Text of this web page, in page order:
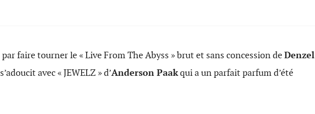
faire tourner le « Live From The Abyss » brut et sans concession deDenzel
avec « JEWELZ » d’Anderson Paakqui a un parfait parfum d’été